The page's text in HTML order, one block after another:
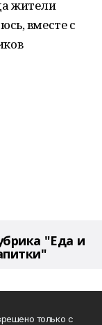
жители
вместе с
"Еда и
только с